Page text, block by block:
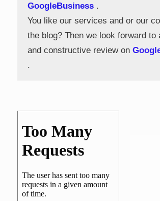
GoogleBusiness .
You like our services and or our
the blog? Then we look forward to
and constructive review on
.